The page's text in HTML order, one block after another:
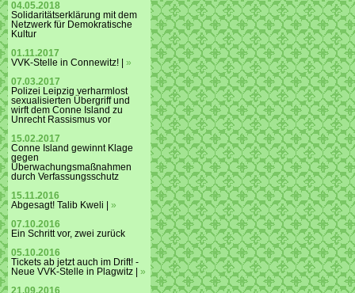
04.05.2018
Solidaritätserklärung mit dem
Netzwerk für Demokratische
Kultur
01.11.2017
VVK-Stelle in Connewitz! | »
07.03.2017
Polizei Leipzig verharmlost
sexualisierten Übergriff und
wirft dem Conne Island zu
Unrecht Rassismus vor
15.02.2017
Conne Island gewinnt Klage
gegen
Überwachungsmaßnahmen
durch Verfassungsschutz
15.11.2016
Abgesagt! Talib Kweli | »
07.10.2016
Ein Schritt vor, zwei zurück
05.10.2016
Tickets ab jetzt auch im Drift! -
Neue VVK-Stelle in Plagwitz | »
21.09.2016